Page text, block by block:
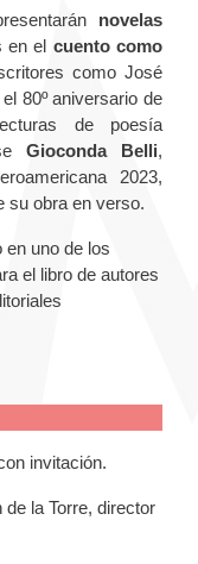
novelas
en el cuento como
como José
80º aniversario de
de poesía
Gioconda Belli,
2023,
su obra en verso.
uno de los
el libro de autores
invitación.
la Torre, director